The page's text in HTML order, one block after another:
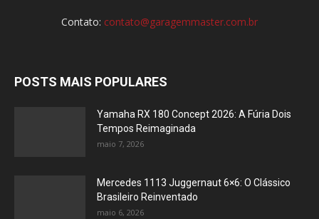
Contato: contato@garagemmaster.com.br
POSTS MAIS POPULARES
Yamaha RX 180 Concept 2026: A Fúria Dois
Tempos Reimaginada
maio 7, 2026
Mercedes 1113 Juggernaut 6×6: O Clássico
Brasileiro Reinventado
maio 6, 2026